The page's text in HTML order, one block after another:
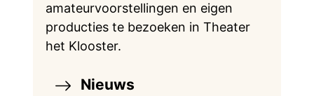
amateurvoorstellingen en eigen
producties te bezoeken in Theater
het Klooster.
Nieuws